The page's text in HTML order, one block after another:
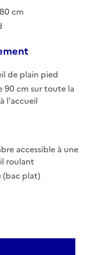
cm
de plain pied
90 cm sur toute la
l'accueil
accessible à une
roulant
(bac plat)